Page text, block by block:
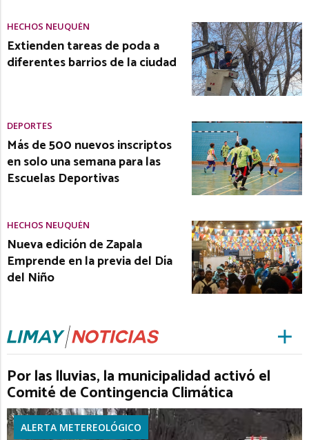
HECHOS NEUQUÉN
Extienden tareas de poda a
diferentes barrios de la ciudad
DEPORTES
Más de 500 nuevos inscriptos
en solo una semana para las
Escuelas Deportivas
HECHOS NEUQUÉN
Nueva edición de Zapala
Emprende en la previa del Día
del Niño
Por las lluvias, la municipalidad activó el
Comité de Contingencia Climática
ALERTA METEREOLÓGICO